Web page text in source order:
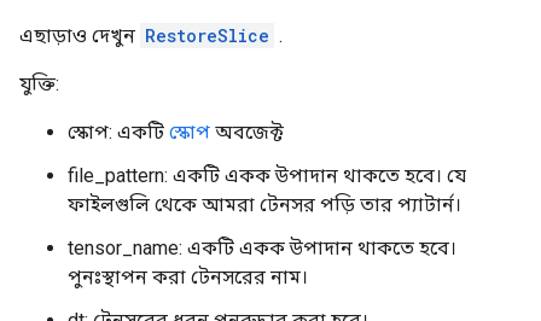
এছাড়াও দেখুন RestoreSlice .
যুক্তি:
স্কোপ: একটি স্কোপ অবজেক্ট
file_pattern: একটি একক উপাদান থাকতে হবে। যে
ফাইলগুলি থেকে আমরা টেনসর পড়ি তার প্যাটার্ন।
tensor_name: একটি একক উপাদান থাকতে হবে।
পুনঃস্থাপন করা টেনসরের নাম।